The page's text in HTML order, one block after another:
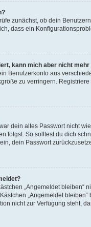
zunächst, ob dein
dass ein
kann mich aber nicht mehr
Benutzerkonto aus
zu verringern.
dein altes Passwort nicht
folgst. So solltest du dich
dein Passwort
„Angemeldet
„Angemeldet
nicht zur Verfügung steht,